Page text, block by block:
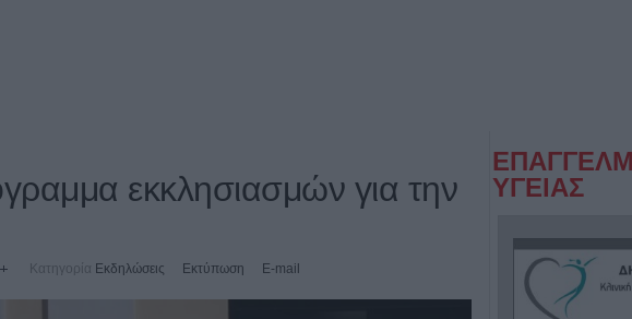
εκκλησιασμών για την
Κατηγορία Εκδηλώσεις Εκτύπωση E-mail
ΥΓΕΙΑΣ